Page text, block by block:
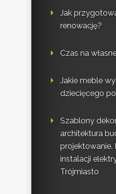
Jak
renowację?
Czas na
Jakie meble
dziecięcego
Szablony
architektura
projektowanie.
instalacji
Trójmiasto